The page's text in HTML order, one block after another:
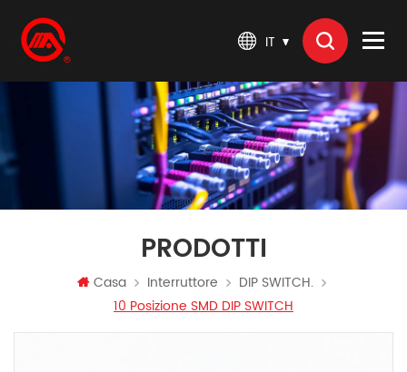
IT
PRODOTTI
Casa Interruttore
DIP SWITCH.
10 Posizione SMD DIP SWITCH